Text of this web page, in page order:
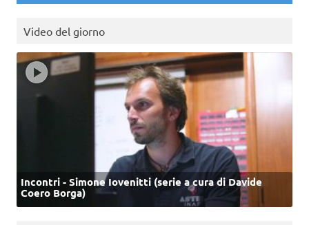
Video del giorno
Incontri - Simone Iovenitti (serie a cura di Davide
Coero Borga)